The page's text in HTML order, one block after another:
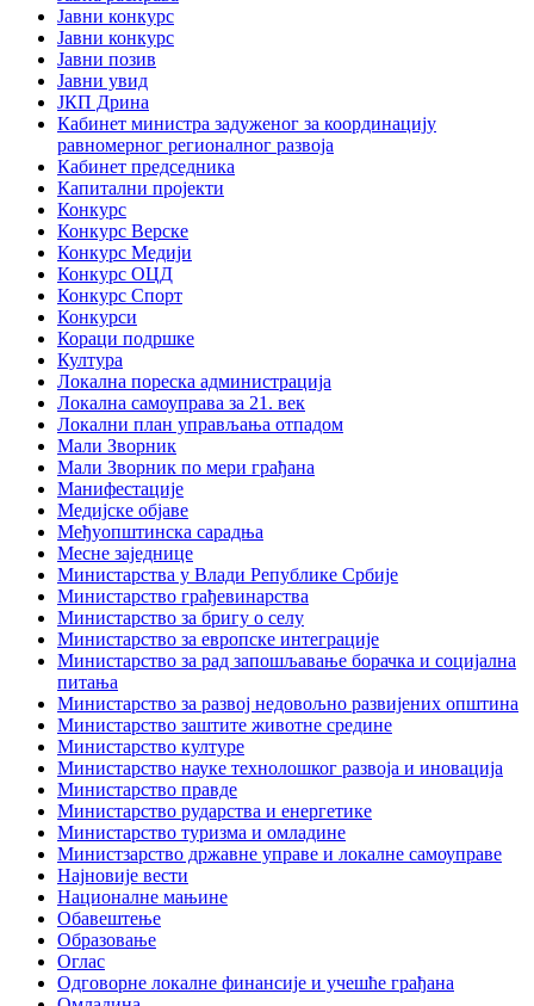
Јавни конкурс
Јавни конкурс
Јавни позив
Јавни увид
ЈКП Дрина
Кабинет министра задуженог за координацију
равномерног регионалног развоја
Кабинет председника
Капитални пројекти
Конкурс
Конкурс Верске
Конкурс Медији
Конкурс ОЦД
Конкурс Спорт
Конкурси
Кораци подршке
Култура
Локална пореска администрација
Локална самоуправа за 21. век
Локални план управљања отпадом
Мали Зворник
Мали Зворник по мери грађана
Манифестације
Медијске објаве
Међуопштинска сарадња
Месне заједнице
Министарства у Влади Републике Србије
Министарство грађевинарства
Министарство за бригу о селу
Министарство за европске интеграције
Министарство за рад запошљавање борачка и социјална
питања
Министарство за развој недовољно развијених општина
Министарство заштите животне средине
Министарство културе
Министарство науке технолошког развоја и иновација
Министарство правде
Министарство рударства и енергетике
Министарство туризма и омладине
Министзарство државне управе и локалне самоуправе
Најновије вести
Националне мањине
Обавештење
Образовање
Оглас
Одговорне локалне финансије и учешће грађана